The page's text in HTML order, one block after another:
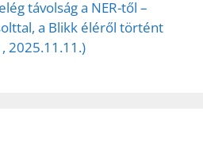
távolság a NER-től –
a Blikk éléről történt
2025.11.11.)